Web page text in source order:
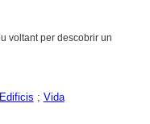
voltant per descobrir un
Edificis ; Vida